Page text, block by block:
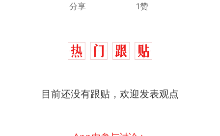
分享 1赞
目前还没有跟贴，欢迎发表观点
因老师一句“跟我回家”改写了